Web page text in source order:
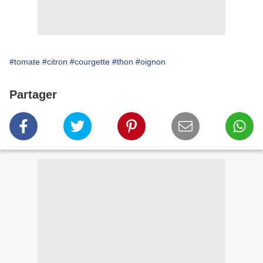
#tomate #citron #courgette #thon #oignon
Partager